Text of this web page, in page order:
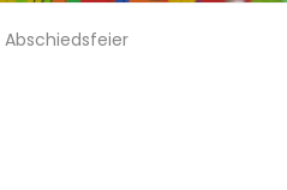
Abschiedsfeier